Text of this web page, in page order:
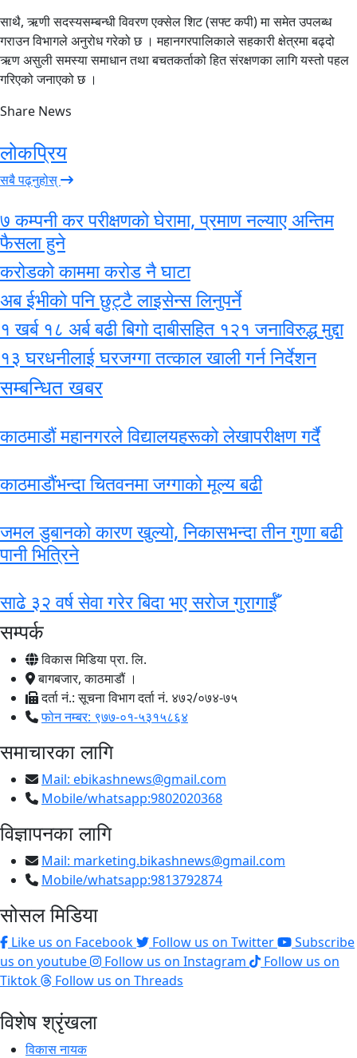
साथै, ऋणी सदस्यसम्बन्धी विवरण एक्सेल शिट (सफ्ट कपी) मा समेत उपलब्ध
गराउन विभागले अनुरोध गरेको छ । महानगरपालिकाले सहकारी क्षेत्रमा बढ्दो
ऋण असुली समस्या समाधान तथा बचतकर्ताको हित संरक्षणका लागि यस्तो पहल
गरिएको जनाएको छ ।
Share News
लोकप्रिय
सबै पढ्नुहोस्
७ कम्पनी कर परीक्षणको घेरामा, प्रमाण नल्याए अन्तिम
फैसला हुने
करोडको काममा करोड नै घाटा
अब ईभीको पनि छुट्टै लाइसेन्स लिनुपर्ने
१ खर्ब १८ अर्ब बढी बिगो दाबीसहित १२१ जनाविरुद्ध मुद्दा
१३ घरधनीलाई घरजग्गा तत्काल खाली गर्न निर्देशन
सम्बन्धित खबर
काठमाडौं महानगरले विद्यालयहरूको लेखापरीक्षण गर्दै
काठमाडौंभन्दा चितवनमा जग्गाको मूल्य बढी
जमल डुबानको कारण खुल्यो, निकासभन्दा तीन गुणा बढी
पानी भित्रिने
साढे ३२ वर्ष सेवा गरेर बिदा भए सरोज गुरागाईँ
सम्पर्क
विकास मिडिया प्रा. लि.
बागबजार, काठमाडौं ।
दर्ता नं.: सूचना विभाग दर्ता नं. ४७२/०७४-७५
फोन नम्बर: ९७७-०१-५३१५८६४
समाचारका लागि
Mail: ebikashnews@gmail.com
Mobile/whatsapp:9802020368
विज्ञापनका लागि
Mail: marketing.bikashnews@gmail.com
Mobile/whatsapp:9813792874
सोसल मिडिया
Like us on Facebook Follow us on Twitter
Subscribe
us on youtube
Follow us on Instagram
Follow us on
Tiktok
Follow us on Threads
विशेष श्रृंखला
विकास नायक